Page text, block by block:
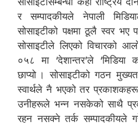
र सम्पादकीयले नेपाली
सोसाइटीको पक्षमा ठूलै स्वर भए
सोसाइटीले लिएको विचारको
०५८ मा ‘देशान्तर’ले ‘मिडिया
छाप्यो । सोसाइटीको गठन
स्वार्थले नै भएको तर
उनीहरूले भन्न नसकेको साथै
रहन नसक्ने तर्क सम्पादकीयले